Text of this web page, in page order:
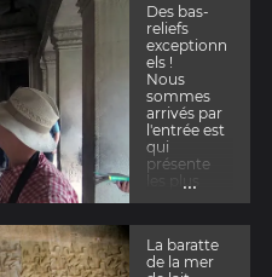
Des bas-
reliefs
exceptionn
els !
Nous
sommes
arrivés par
l'entrée est
qui
présente
...
La baratte
de la mer